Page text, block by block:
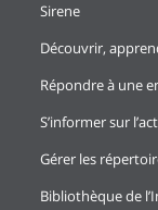
Sirene
Découvrir,
Répondre à une
S’informer sur
Gérer les
Bibliothèque de